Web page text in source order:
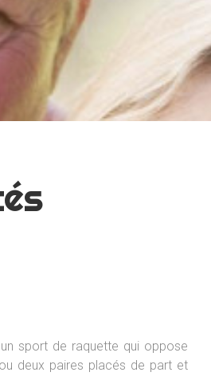
sport de raquette qui oppose
deux paires placés de part et